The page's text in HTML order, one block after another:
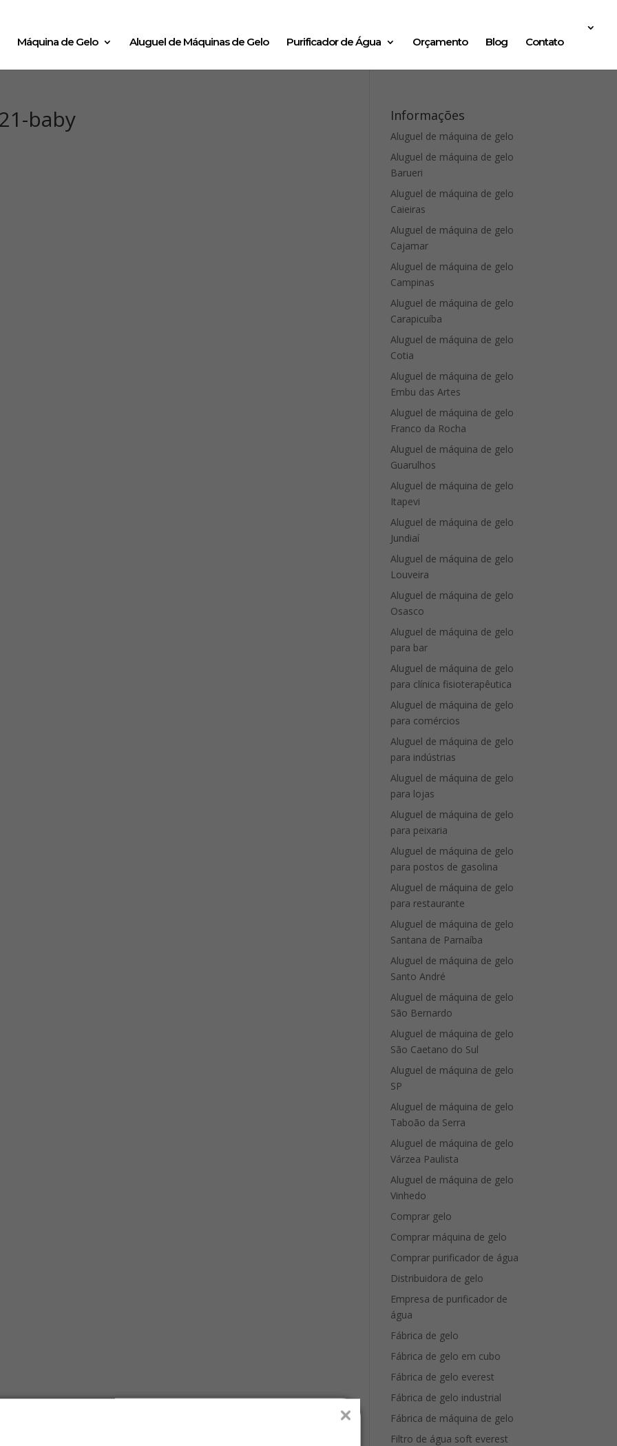
Máquina de Gelo Aluguel de Máquinas de Gelo Purificador de Água Orçamento Blog Contato
baby Informações
Aluguel de máquina de gelo
Aluguel de máquina de gelo
Barueri
Aluguel de máquina de gelo
Caieiras
Aluguel de máquina de gelo
Cajamar
Aluguel de máquina de gelo
Campinas
Aluguel de máquina de gelo
Carapicuíba
Aluguel de máquina de gelo
Cotia
Aluguel de máquina de gelo
Embu das Artes
Aluguel de máquina de gelo
Franco da Rocha
Aluguel de máquina de gelo
Guarulhos
Aluguel de máquina de gelo
Itapevi
Aluguel de máquina de gelo
Jundiaí
Aluguel de máquina de gelo
Louveira
Aluguel de máquina de gelo
Osasco
Aluguel de máquina de gelo
para bar
Aluguel de máquina de gelo
para clínica fisioterapêutica
Aluguel de máquina de gelo
para comércios
Aluguel de máquina de gelo
para indústrias
Aluguel de máquina de gelo
para lojas
Aluguel de máquina de gelo
para peixaria
Aluguel de máquina de gelo
para postos de gasolina
Aluguel de máquina de gelo
para restaurante
Aluguel de máquina de gelo
Santana de Parnaíba
Aluguel de máquina de gelo
Santo André
Aluguel de máquina de gelo
São Bernardo
Aluguel de máquina de gelo
São Caetano do Sul
Aluguel de máquina de gelo
SP
Aluguel de máquina de gelo
Taboão da Serra
Aluguel de máquina de gelo
Várzea Paulista
Aluguel de máquina de gelo
Vinhedo
Comprar gelo
Comprar máquina de gelo
Comprar purificador de água
Distribuidora de gelo
Empresa de purificador de
água
Fábrica de gelo
Fábrica de gelo em cubo
Fábrica de gelo everest
Fábrica de gelo industrial
Fábrica de máquina de gelo
Filtro de água soft everest